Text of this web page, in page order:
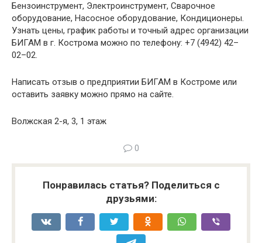
Бензоинструмент, Электроинструмент, Сварочное
оборудование, Насосное оборудование, Кондиционеры.
Узнать цены, график работы и точный адрес организации
БИГАМ в г. Кострома можно по телефону: +7 (4942) 42–
02–02.
Написать отзыв о предприятии БИГАМ в Костроме или
оставить заявку можно прямо на сайте.
Волжская 2-я, 3, 1 этаж
0
Понравилась статья? Поделиться с
друзьями: